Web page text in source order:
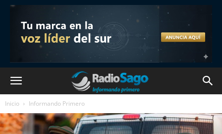
Inicio Informando Primero